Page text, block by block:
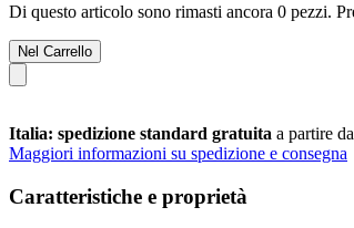
Di questo articolo sono rimasti ancora 0 pezzi.
Nel Carrello
Italia: spedizione standard gratuita a partire
Maggiori informazioni su spedizione e consegna
Caratteristiche e proprietà